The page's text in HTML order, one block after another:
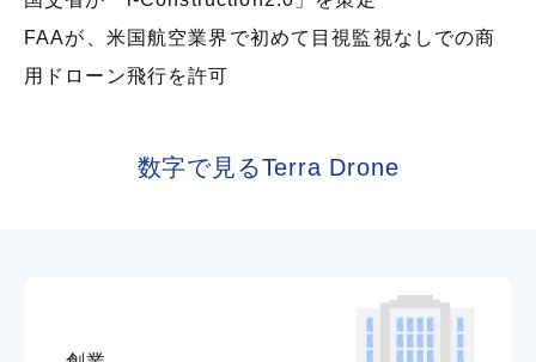
FAAが、米国航空業界で初めて目視監視なしでの商
用ドローン飛行を許可
数字で見るTerra Drone